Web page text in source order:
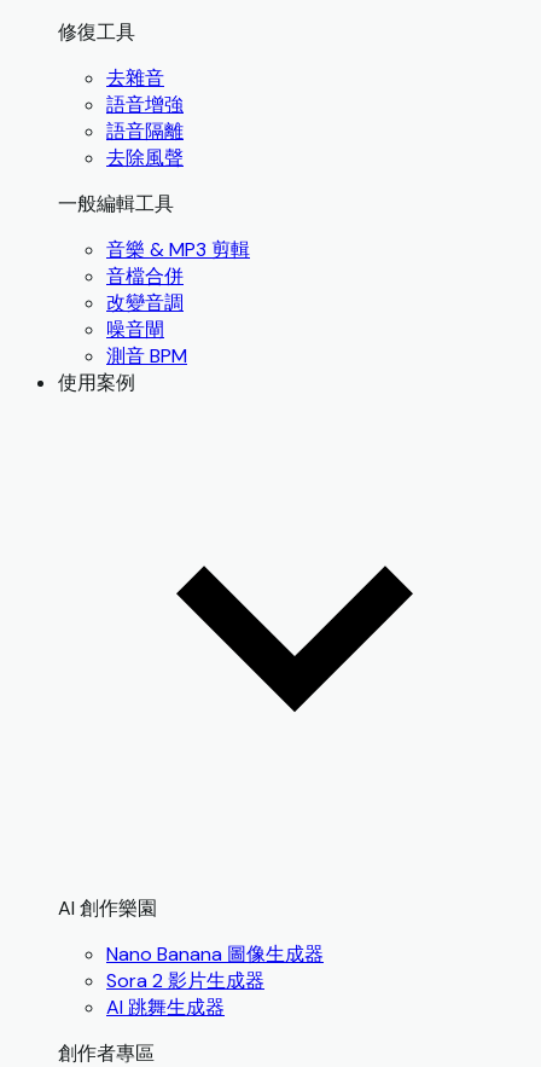
修復工具
去雜音
語音增強
語音隔離
去除風聲
一般編輯工具
音樂 & MP3 剪輯
音檔合併
改變音調
噪音閘
測音 BPM
使用案例
AI 創作樂園
Nano Banana 圖像生成器
Sora 2 影片生成器
AI 跳舞生成器
創作者專區